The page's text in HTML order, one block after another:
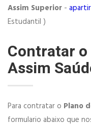
Assim Superior -
Estudantil )
Contratar o
Assim
Para contratar o Plano
formulario abaixo que